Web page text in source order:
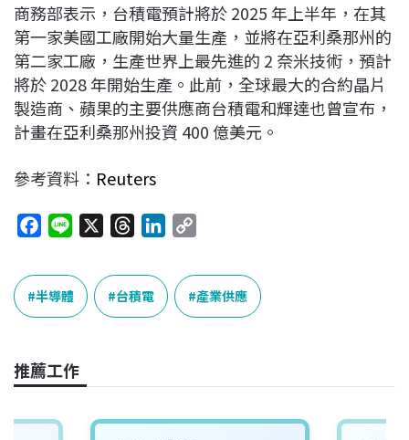
商務部表示，台積電預計將於 2025 年上半年，在其
第一家美國工廠開始大量生產，並將在亞利桑那州的
第二家工廠，生產世界上最先進的 2 奈米技術，預計
將於 2028 年開始生產。此前，全球最大的合約晶片
製造商、蘋果的主要供應商台積電和輝達也曾宣布，
計畫在亞利桑那州投資 400 億美元。
參考資料： Reuters
c
e
b
o
k
n
e
r
e
a
k
n
p
y
L
k
半導體 台積電 產業供應
推薦工作